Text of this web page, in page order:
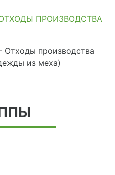
ПРОИЗВОДСТВА
- Отходы производства
из меха)